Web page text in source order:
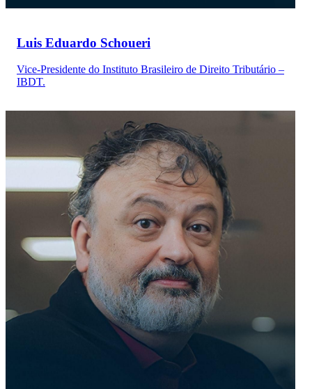
Luis Eduardo Schoueri
Vice-Presidente do Instituto Brasileiro de Direito Tributário –
IBDT.